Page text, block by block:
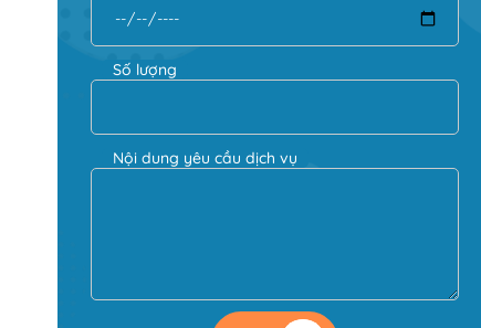
Số lượng
Nội dung yêu cầu dịch vụ